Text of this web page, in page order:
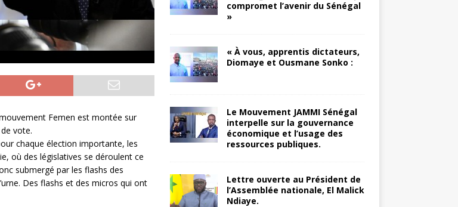
Femen est montée sur
vote.
chaque élection importante, les
où des législatives se déroulent ce
submergé par les flashs des
Des flashs et des micros qui ont
compromet l’avenir du Sénégal
»
« À vous, apprentis dictateurs,
Diomaye et Ousmane Sonko :
Le Mouvement JAMMI Sénégal
interpelle sur la gouvernance
économique et l’usage des
ressources publiques.
Lettre ouverte au Président de
l’Assemblée nationale, El Malick
Ndiaye.